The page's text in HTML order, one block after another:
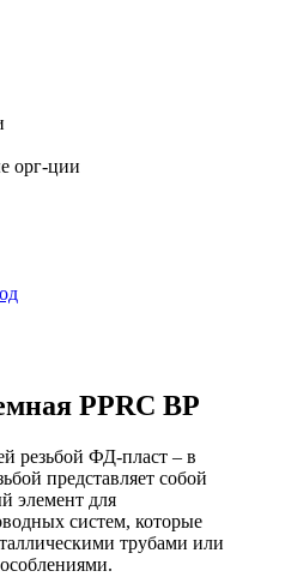
орг-ции
PPRC ВР
резьбой ФД-пласт – в
представляет собой
элемент для
систем, которые
трубами или